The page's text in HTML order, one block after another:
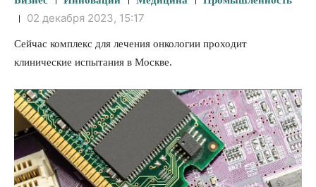
02 декабря 2023, 15:17
Сейчас комплекс для лечения онкологии проходит
клинические испытания в Москве.